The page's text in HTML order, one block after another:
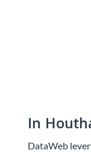
In
DataWeb